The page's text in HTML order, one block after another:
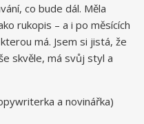
co bude dál. Měla
rukopis – a i po měsících
má. Jsem si jistá, že
skvěle, má svůj styl a
a novinářka)